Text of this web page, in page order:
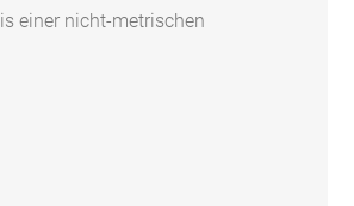
einer nicht-metrischen